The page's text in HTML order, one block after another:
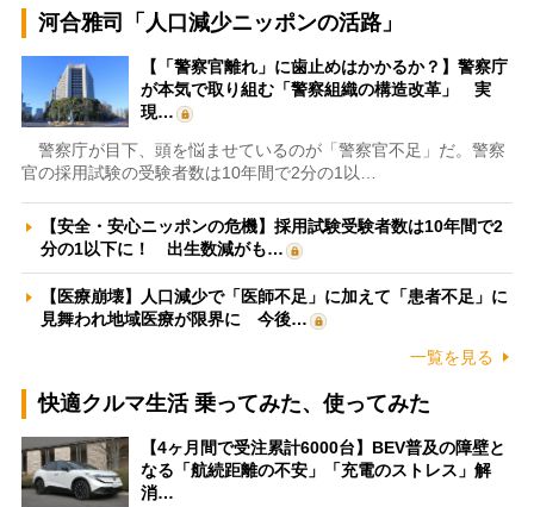
河合雅司「人口減少ニッポンの活路」
【「警察官離れ」に歯止めはかかるか？】警察庁
が本気で取り組む「警察組織の構造改革」 実
現…
警察庁が目下、頭を悩ませているのが「警察官不足」だ。警察
官の採用試験の受験者数は10年間で2分の1以…
【安全・安心ニッポンの危機】採用試験受験者数は10年間で2
分の1以下に！ 出生数減がも…
【医療崩壊】人口減少で「医師不足」に加えて「患者不足」に
見舞われ地域医療が限界に 今後…
一覧を見る
快適クルマ生活 乗ってみた、使ってみた
【4ヶ月間で受注累計6000台】BEV普及の障壁と
なる「航続距離の不安」「充電のストレス」解
消…